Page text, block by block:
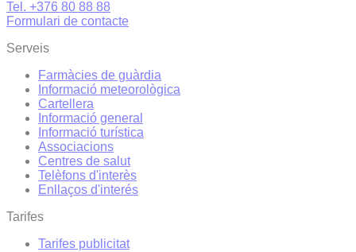
Tel. +376 80 88 88
Formulari de contacte
Serveis
Farmàcies de guàrdia
Informació meteorològica
Cartellera
Informació general
Informació turística
Associacions
Centres de salut
Telèfons d'interès
Enllaços d'interés
Tarifes
Tarifes publicitat